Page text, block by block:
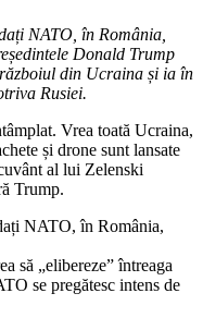
NATO, în România,
Donald Trump
din Ucraina și ia în
Rusiei.
Vrea toată Ucraina,
și drone sunt lansate
al lui Zelenski
Trump.
NATO, în România,
să „elibereze” întreaga
se pregătesc intens de